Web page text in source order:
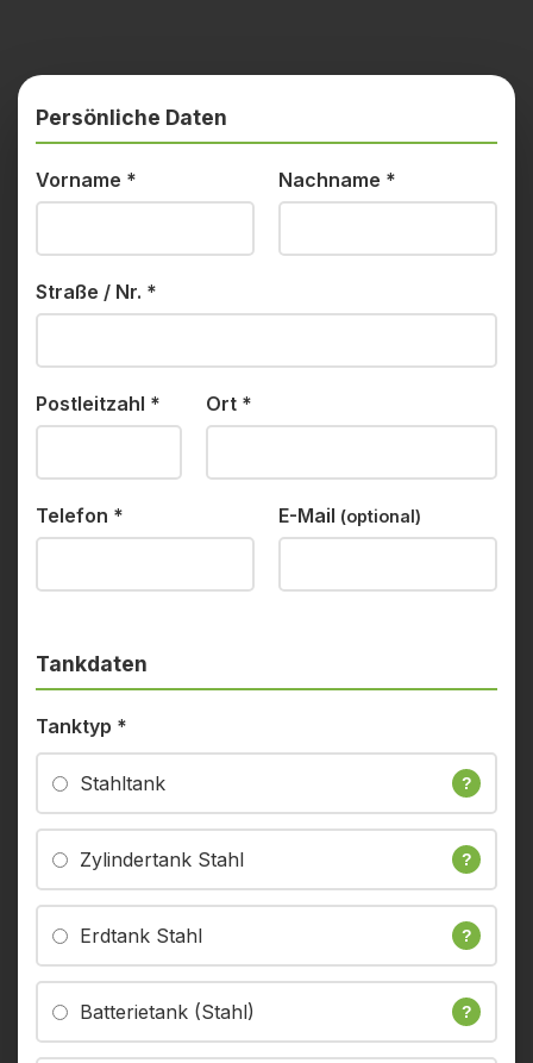
Persönliche Daten
Vorname * Nachname *
Straße / Nr. *
Postleitzahl * Ort *
Telefon * E-Mail (optional)
Tankdaten
Tanktyp *
Stahltank ?
Zylindertank Stahl ?
Erdtank Stahl ?
Batterietank (Stahl) ?